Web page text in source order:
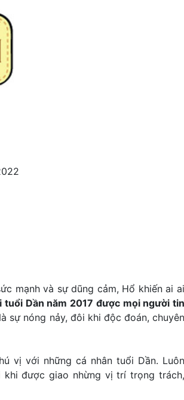
mạnh và sự dũng cảm, Hổ khiến ai ai
tuổi Dần năm 2017 được mọi người tin
sự nóng nảy, đôi khi độc đoán, chuyên
vị với những cá nhân tuổi Dần. Luôn
được giao nhừng vị trí trọng trách,